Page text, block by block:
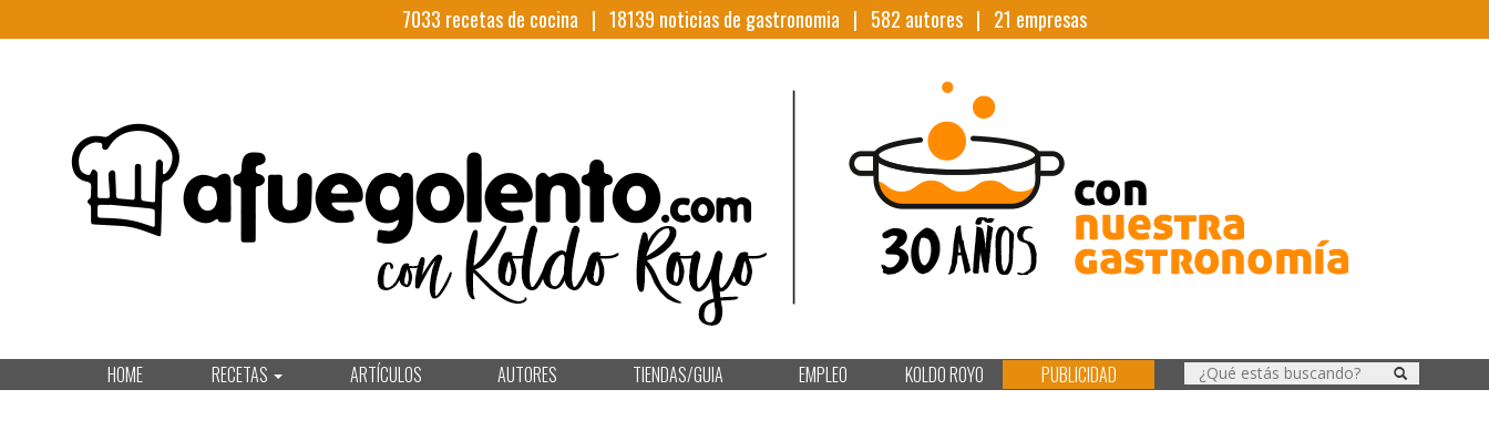
7033 recetas de cocina | 18139 noticias de gastronomia | 582 autores | 21 empresas
HOME RECETAS ARTÍCULOS AUTORES TIENDAS/GUIA EMPLEO KOLDO ROYO PUBLICIDAD